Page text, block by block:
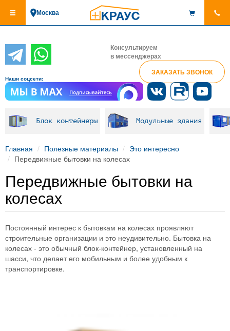
основному
Москва
Консультируем
в мессенджерах
ЗАКАЗАТЬ ЗВОНОК
Наши соцсети:
Блок контейнеры Модульные здания
Главная Полезные материалы
Это интересно
Передвижные бытовки на колесах
Передвижные бытовки на
колесах
Постоянный интерес к бытовкам на колесах проявляют
строительные организации и это неудивительно. Бытовка на
колесах - это обычный блок-контейнер, установленный на
шасси, что делает его мобильным и более удобным к
транспортировке.